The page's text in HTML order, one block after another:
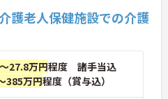
護老人保健施設での介護
27.8万円程度 諸手当込
385万円程度（賞与込）